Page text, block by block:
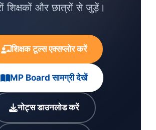
शिक्षकों और छात्रों से जुड़ें।
शिक्षक टूल्स एक्सप्लोर करें
MP Board सामग्री देखें
नोट्स डाउनलोड करें